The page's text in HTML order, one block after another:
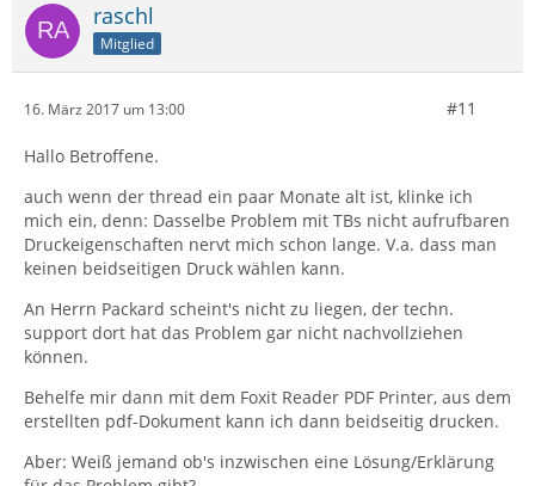
raschl
Mitglied
16. März 2017 um 13:00 #11
Hallo Betroffene.
auch wenn der thread ein paar Monate alt ist, klinke ich
mich ein, denn: Dasselbe Problem mit TBs nicht aufrufbaren
Druckeigenschaften nervt mich schon lange. V.a. dass man
keinen beidseitigen Druck wählen kann.
An Herrn Packard scheint's nicht zu liegen, der techn.
support dort hat das Problem gar nicht nachvollziehen
können.
Behelfe mir dann mit dem Foxit Reader PDF Printer, aus dem
erstellten pdf-Dokument kann ich dann beidseitig drucken.
Aber: Weiß jemand ob's inzwischen eine Lösung/Erklärung